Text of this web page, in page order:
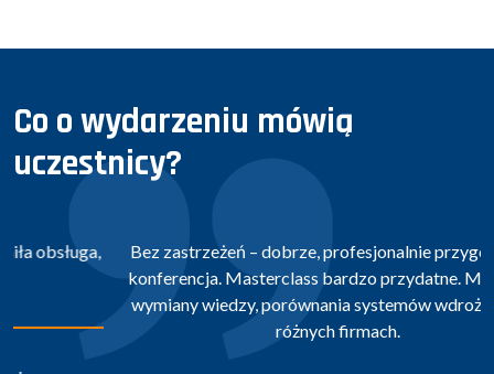
Co o wydarzeniu mówią
uczestnicy?
Bez zastrzeżeń – dobrze, profesjonalnie przygotowana
konferencja. Masterclass bardzo przydatne. Możliwość
wymiany wiedzy, porównania systemów wdrożonych w
różnych firmach.